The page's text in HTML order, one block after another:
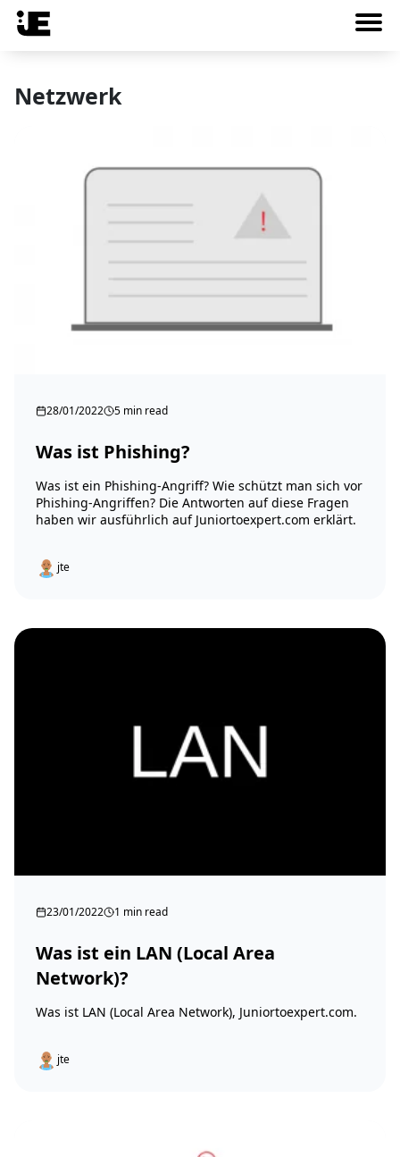
Netzwerk
28/01/2022 5 min read
Was ist Phishing?
Was ist ein Phishing-Angriff? Wie schützt man sich vor
Phishing-Angriffen? Die Antworten auf diese Fragen
haben wir ausführlich auf Juniortoexpert.com erklärt.
jte
23/01/2022 1 min read
Was ist ein LAN (Local Area
Network)?
Was ist LAN (Local Area Network), Juniortoexpert.com.
jte